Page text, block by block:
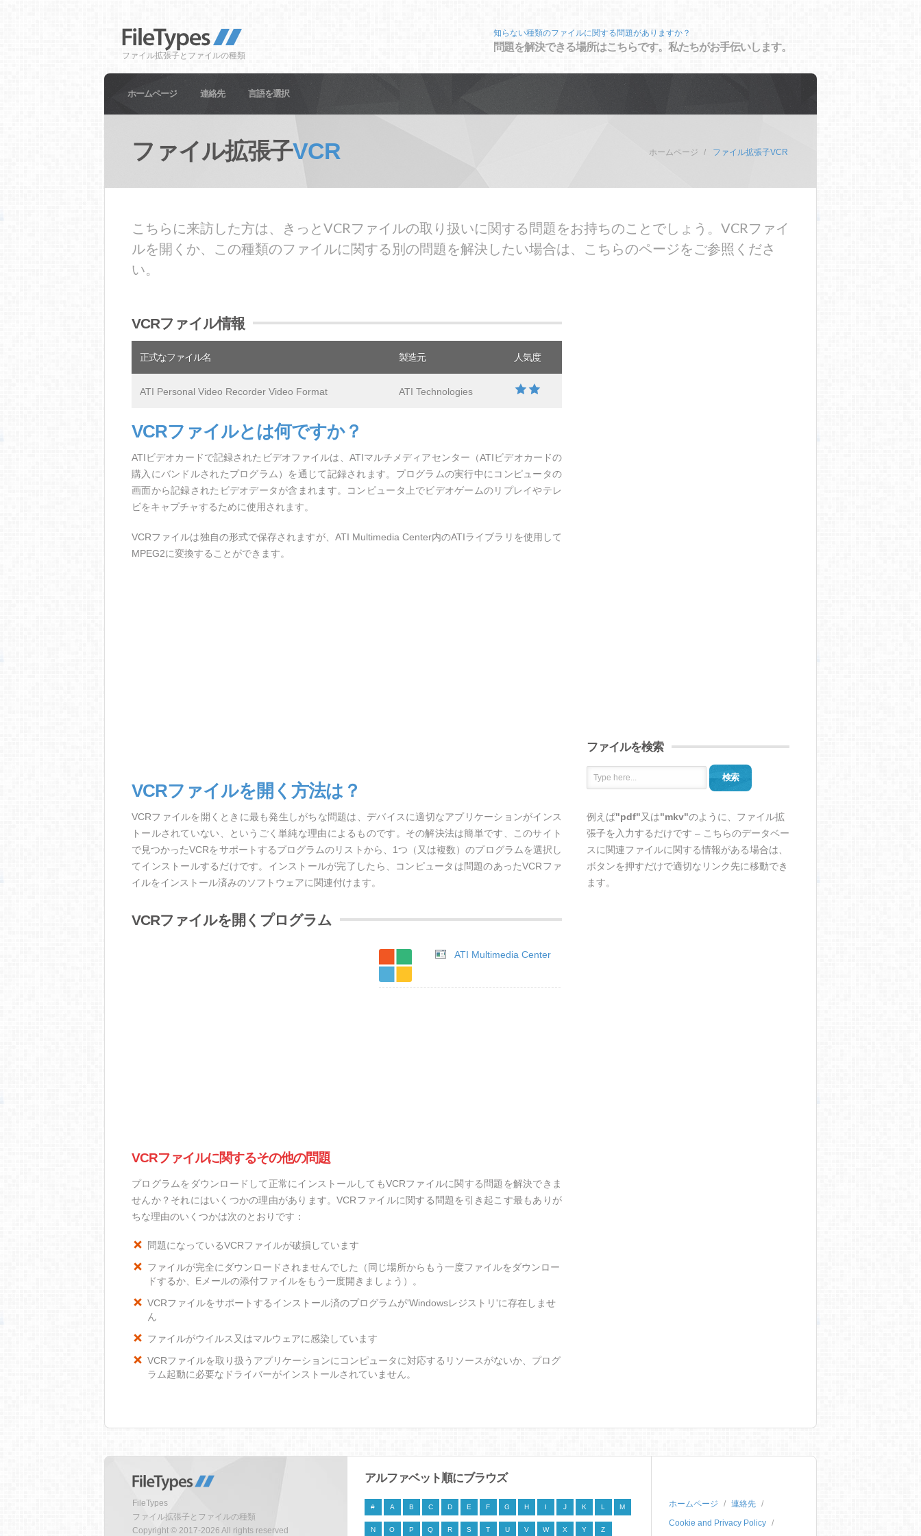
ファイル拡張子とファイルの種類
知らない種類のファイルに関する問題がありますか？
問題を解決できる場所はこちらです。私たちがお手伝いします。
ホームページ 連絡先 言語を選択
ファイル拡張子VCR ホームページ ファイル拡張子VCR
こちらに来訪した方は、きっとVCRファイルの取り扱いに関する問題をお持ちのことでしょう。VCRファイ
ルを開くか、この種類のファイルに関する別の問題を解決したい場合は、こちらのページをご参照くださ
い。
VCRファイル情報
正式なファイル名 製造元 人気度
ATI Personal Video Recorder Video Format ATI Technologies
VCRファイルとは何ですか？
ATIビデオカードで記録されたビデオファイルは、ATIマルチメディアセンター（ATIビデオカードの
購入にバンドルされたプログラム）を通じて記録されます。プログラムの実行中にコンピュータの
画面から記録されたビデオデータが含まれます。コンピュータ上でビデオゲームのリプレイやテレ
ビをキャプチャするために使用されます。
VCRファイルは独自の形式で保存されますが、ATI Multimedia Center内のATIライブラリを使用して
MPEG2に変換することができます。
VCRファイルを開く方法は？
VCRファイルを開くときに最も発生しがちな問題は、デバイスに適切なアプリケーションがインス
トールされていない、というごく単純な理由によるものです。その解決法は簡単です、このサイト
で見つかったVCRをサポートするプログラムのリストから、1つ（又は複数）のプログラムを選択し
てインストールするだけです。インストールが完了したら、コンピュータは問題のあったVCRファ
イルをインストール済みのソフトウェアに関連付けます。
VCRファイルを開くプログラム
ATI Multimedia Center
VCRファイルに関するその他の問題
プログラムをダウンロードして正常にインストールしてもVCRファイルに関する問題を解決できま
せんか？それにはいくつかの理由があります。VCRファイルに関する問題を引き起こす最もありが
ちな理由のいくつかは次のとおりです：
問題になっているVCRファイルが破損しています
ファイルが完全にダウンロードされませんでした（同じ場所からもう一度ファイルをダウンロー
ドするか、Eメールの添付ファイルをもう一度開きましょう）。
VCRファイルをサポートするインストール済のプログラムが'Windowsレジストリ'に存在しませ
ん
ファイルがウイルス又はマルウェアに感染しています
VCRファイルを取り扱うアプリケーションにコンピュータに対応するリソースがないか、プログ
ラム起動に必要なドライバーがインストールされていません。
ファイルを検索
検索
例えば"pdf"又は"mkv"のように、ファイル拡
張子を入力するだけです – こちらのデータベー
スに関連ファイルに関する情報がある場合は、
ボタンを押すだけで適切なリンク先に移動でき
ます。
FileTypes
ファイル拡張子とファイルの種類
Copyright © 2017-2026 All rights reserved
アルファベット順にブラウズ
# A B C D E F G H I J K L M
N O P Q R S T U V W X Y Z
ホームページ
連絡先
Cookie and Privacy Policy